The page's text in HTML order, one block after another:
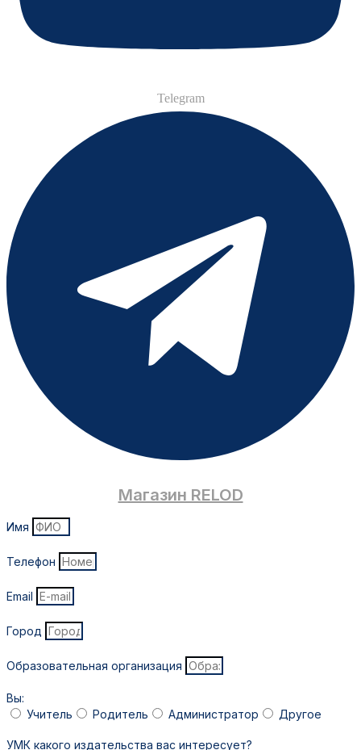
Telegram
Магазин RELOD
Имя
Телефон
Email
Город
Образовательная организация
Вы:
Учитель
Родитель Администратор Другое
УМК какого издательства вас интересует?